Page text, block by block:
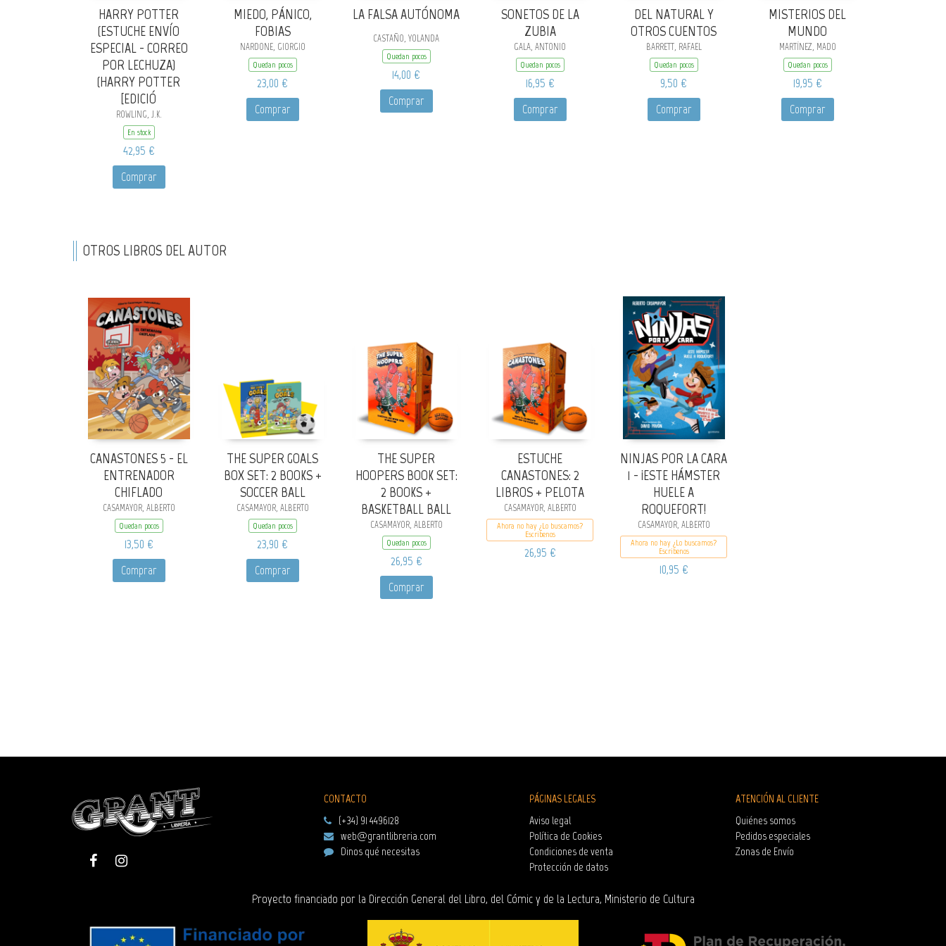
HARRY POTTER
(ESTUCHE ENVÍO
ESPECIAL - CORREO
POR LECHUZA)
(HARRY POTTER
[EDICIÓ
ROWLING, J.K.
En stock
42,95 €
Comprar
MIEDO, PÁNICO,
FOBIAS
NARDONE, GIORGIO
Quedan pocos
23,00 €
Comprar
LA FALSA AUTÓNOMA
CASTAÑO, YOLANDA
Quedan pocos
14,00 €
Comprar
SONETOS DE LA
ZUBIA
GALA, ANTONIO
Quedan pocos
16,95 €
Comprar
DEL NATURAL Y
OTROS CUENTOS
BARRETT, RAFAEL
Quedan pocos
9,50 €
Comprar
MISTERIOS DEL
MUNDO
MARTÍNEZ, MADO
Quedan pocos
19,95 €
Comprar
OTROS LIBROS DEL AUTOR
CANASTONES 5 - EL
ENTRENADOR
CHIFLADO
CASAMAYOR, ALBERTO
Quedan pocos
13,50 €
Comprar
THE SUPER GOALS
BOX SET: 2 BOOKS +
SOCCER BALL
CASAMAYOR, ALBERTO
Quedan pocos
23,90 €
Comprar
THE SUPER
HOOPERS BOOK SET:
2 BOOKS +
BASKETBALL BALL
CASAMAYOR, ALBERTO
Quedan pocos
26,95 €
Comprar
ESTUCHE
CANASTONES: 2
LIBROS + PELOTA
CASAMAYOR, ALBERTO
Ahora no hay ¿Lo buscamos?
Escribenos
26,95 €
NINJAS POR LA CARA
1 - ¡ESTE HÁMSTER
HUELE A
ROQUEFORT!
CASAMAYOR, ALBERTO
Ahora no hay ¿Lo buscamos?
Escribenos
10,95 €
CONTACTO
(+34) 91 4496128
web@grantlibreria.com
Dinos qué necesitas
PÁGINAS LEGALES
Aviso legal
Política de Cookies
Condiciones de venta
Protección de datos
ATENCIÓN AL CLIENTE
Quiénes somos
Pedidos especiales
Zonas de Envío
Proyecto financiado por la Dirección General del Libro, del Cómic y de la Lectura, Ministerio de Cultura